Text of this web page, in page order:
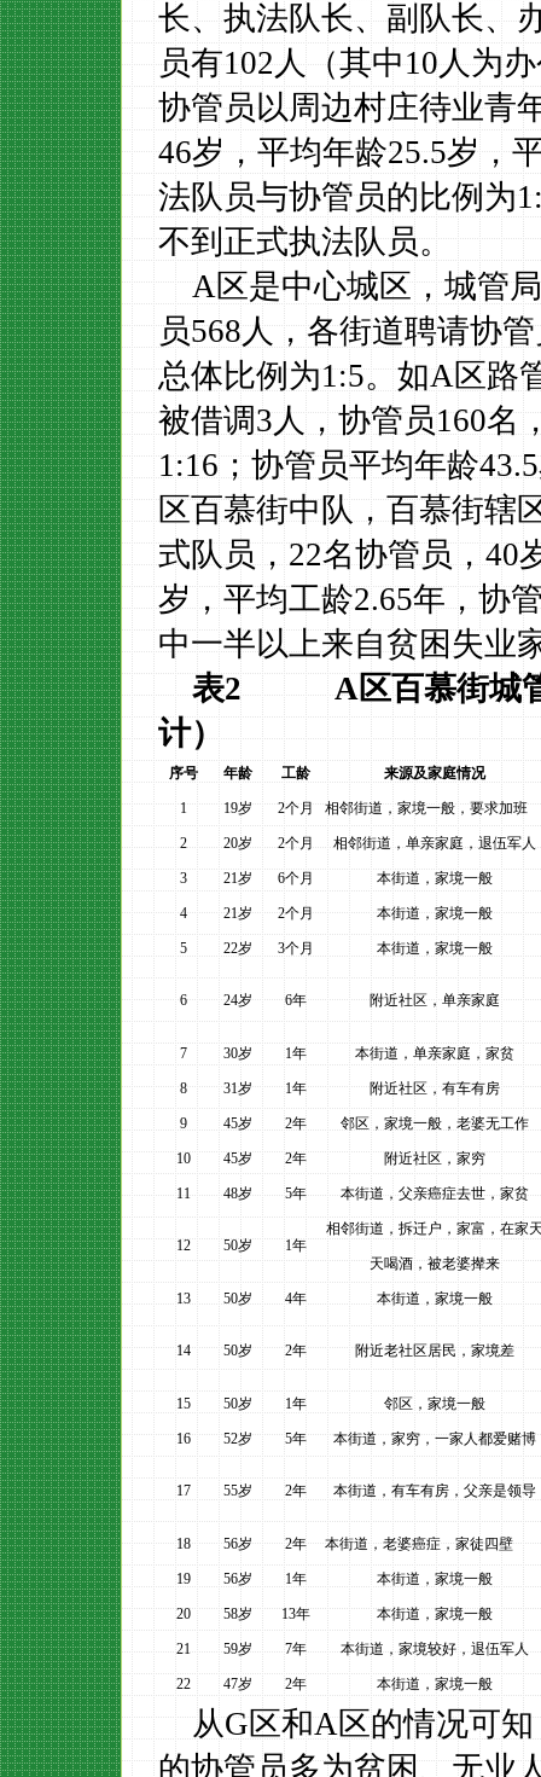
长、执法队长、副队长、
员有102人（其中10人为
协管员以周边村庄待业青
46岁，平均年龄25.5岁，
法队员与协管员的比例为
不到正式执法队员。
A区是中心城区，城管
员568人，各街道聘请协
总体比例为1:5。如A区路
被借调3人，协管员160名
1:16；协管员平均年龄43.5
区百慕街中队，百慕街辖
式队员，22名协管员，40
岁，平均工龄2.65年，协
中一半以上来自贫困失业
表2 A区百慕街城管
计）
序号 年龄 工龄 来源及家庭情况
1 19岁 2个月 相邻街道，家境一般，要求加班
2 20岁 2个月 相邻街道，单亲家庭，退伍军人
3 21岁 6个月 本街道，家境一般
4 21岁 2个月 本街道，家境一般
5 22岁 3个月 本街道，家境一般
6 24岁 6年 附近社区，单亲家庭
7 30岁 1年 本街道，单亲家庭，家贫
8 31岁 1年 附近社区，有车有房
9 45岁 2年 邻区，家境一般，老婆无工作
10 45岁 2年 附近社区，家穷
11 48岁 5年 本街道，父亲癌症去世，家贫
12 50岁 1年
相邻街道，拆迁户，家富，在家
天喝酒，被老婆撵来
13 50岁 4年 本街道，家境一般
14 50岁 2年 附近老社区居民，家境差
15 50岁 1年 邻区，家境一般
16 52岁 5年 本街道，家穷，一家人都爱赌博
17 55岁 2年 本街道，有车有房，父亲是领导
18 56岁 2年 本街道，老婆癌症，家徒四壁
19 56岁 1年 本街道，家境一般
20 58岁 13年 本街道，家境一般
21 59岁 7年 本街道，家境较好，退伍军人
22 47岁 2年 本街道，家境一般
从G区和A区的情况可
的协管员多为贫困、无业